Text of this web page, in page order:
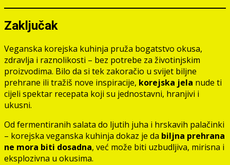
Zaključak
Veganska korejska kuhinja pruža bogatstvo okusa,
zdravlja i raznolikosti – bez potrebe za životinjskim
proizvodima. Bilo da si tek zakoračio u svijet biljne
prehrane ili tražiš nove inspiracije, korejska jela nude ti
cijeli spektar recepata koji su jednostavni, hranjivi i
ukusni.
Od fermentiranih salata do ljutih juha i hrskavih palačinki
– korejska veganska kuhinja dokaz je da biljna prehrana
ne mora biti dosadna, već može biti uzbudljiva, mirisna i
eksplozivna u okusima.